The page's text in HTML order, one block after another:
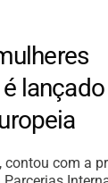
com a